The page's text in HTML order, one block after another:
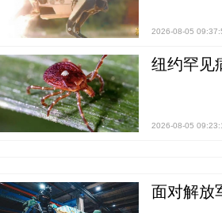
2026-08-05
纽约罕见
2026-08-05
面对解放